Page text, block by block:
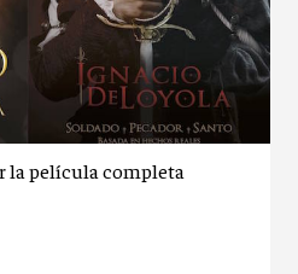
la película completa